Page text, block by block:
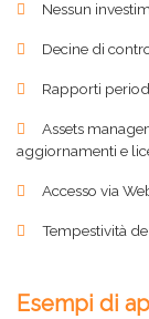
Nessun
Decine di
Rapporti
Assets
aggiornamenti e
Accesso via
Tempestività
Esempi di